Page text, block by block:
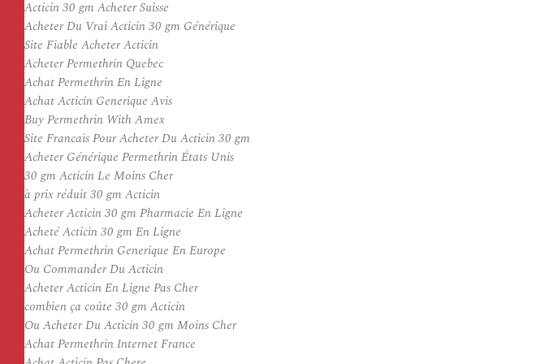
Acticin 30 gm Acheter Suisse
Acheter Du Vrai Acticin 30 gm Générique
Site Fiable Acheter Acticin
Acheter Permethrin Quebec
Achat Permethrin En Ligne
Achat Acticin Generique Avis
Buy Permethrin With Amex
Site Francais Pour Acheter Du Acticin 30 gm
Acheter Générique Permethrin États Unis
30 gm Acticin Le Moins Cher
à prix réduit 30 gm Acticin
Acheter Acticin 30 gm Pharmacie En Ligne
Acheté Acticin 30 gm En Ligne
Achat Permethrin Generique En Europe
Ou Commander Du Acticin
Acheter Acticin En Ligne Pas Cher
combien ça coûte 30 gm Acticin
Ou Acheter Du Acticin 30 gm Moins Cher
Achat Permethrin Internet France